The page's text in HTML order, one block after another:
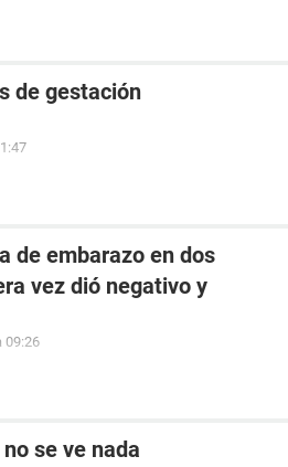
de gestación
de embarazo en dos
vez dió negativo y
09:26
se ve nada